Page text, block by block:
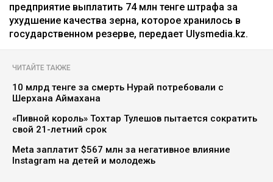
предприятие выплатить 74 млн тенге штрафа за
ухудшение качества зерна, которое хранилось в
государственном резерве, передает Ulysmedia.kz.
ЧИТАЙТЕ ТАКЖЕ
10 млрд тенге за смерть Нурай потребовали с
Шерхана Аймахана
«Пивной король» Тохтар Тулешов пытается сократить
свой 21-летний срок
Meta заплатит $567 млн за негативное влияние
Instagram на детей и молодежь